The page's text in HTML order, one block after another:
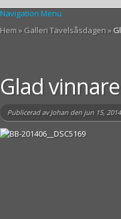
Navigation Menu
Hem » Galleri Tävelsåsdagen »
Glad
Publicerad avJohan den jun 15,